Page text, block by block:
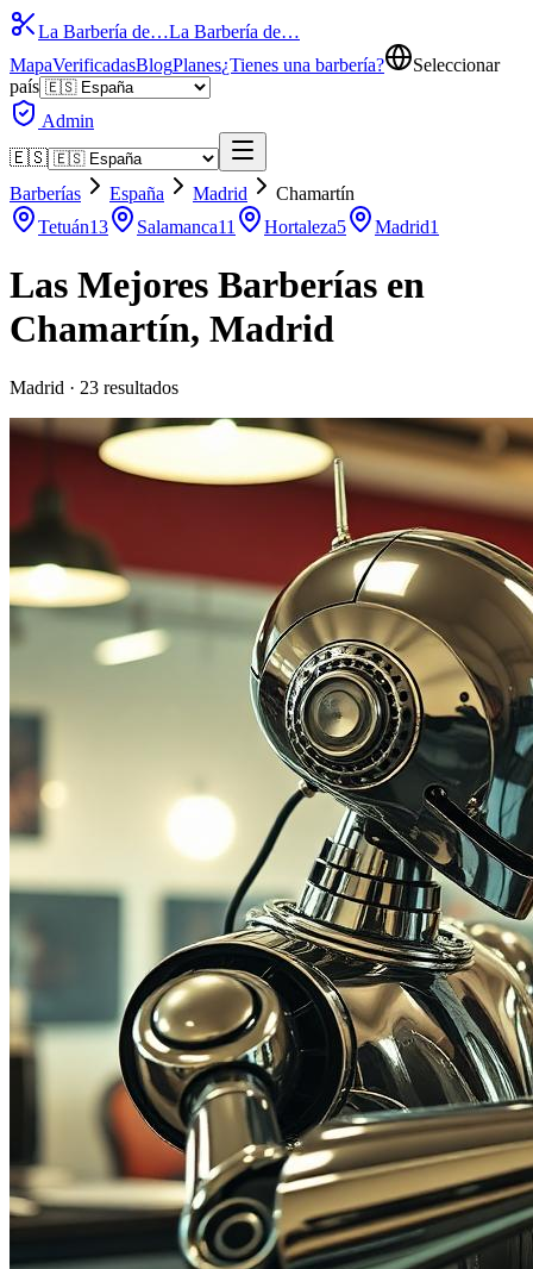
La Barbería de…La Barbería de…
MapaVerificadasBlogPlanes¿Tienes una barbería?
Seleccionar
país
Admin
🇪🇸
Barberías
España Madrid
Chamartín
Tetuán13 Salamanca11 Hortaleza5 Madrid1
Las Mejores Barberías en
Chamartín, Madrid
Madrid · 23 resultados